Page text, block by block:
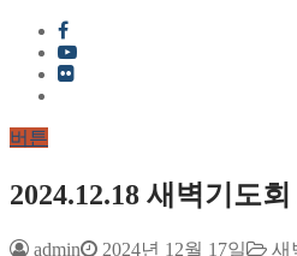
버튼
2024.12.18 새벽기도
admin 2024년 12월 17일 새